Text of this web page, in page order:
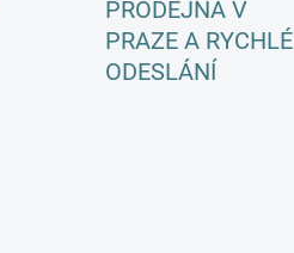
PRODEJNA V
PRAZE A RYCHLÉ
ODESLÁNÍ